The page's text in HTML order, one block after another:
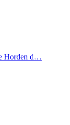
Horden d…